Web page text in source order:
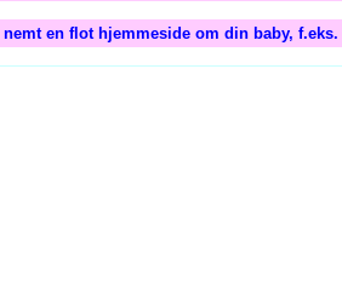
nemt en flot hjemmeside om din baby, f.eks.